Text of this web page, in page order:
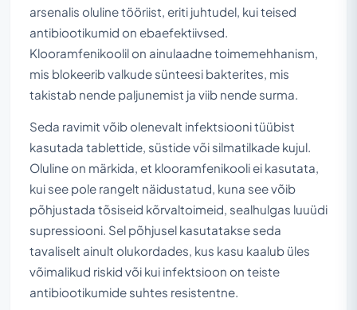
arsenalis oluline tööriist, eriti juhtudel, kui teised
antibiootikumid on ebaefektiivsed.
Klooramfenikoolil on ainulaadne toimemehhanism,
mis blokeerib valkude sünteesi bakterites, mis
takistab nende paljunemist ja viib nende surma.
Seda ravimit võib olenevalt infektsiooni tüübist
kasutada tablettide, süstide või silmatilkade kujul.
Oluline on märkida, et klooramfenikooli ei kasutata,
kui see pole rangelt näidustatud, kuna see võib
põhjustada tõsiseid kõrvaltoimeid, sealhulgas luuüdi
supressiooni. Sel põhjusel kasutatakse seda
tavaliselt ainult olukordades, kus kasu kaalub üles
võimalikud riskid või kui infektsioon on teiste
antibiootikumide suhtes resistentne.